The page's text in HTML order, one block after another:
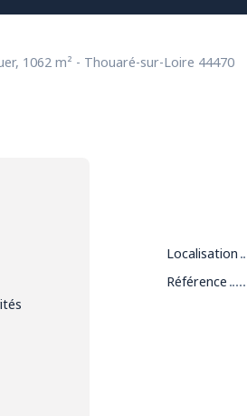
1062 m² - Thouaré-sur-Loire 44470
Localisation
Référence